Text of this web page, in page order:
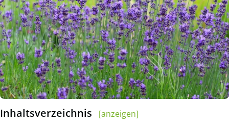
Inhaltsverzeichnis
[anzeigen]